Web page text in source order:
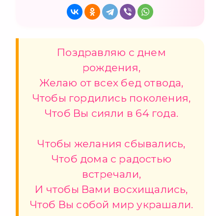
Поздравляю с днем
рождения,
Желаю от всех бед отвода,
Чтобы гордились поколения,
Чтоб Вы сияли в 64 года.
Чтобы желания сбывались,
Чтоб дома с радостью
встречали,
И чтобы Вами восхищались,
Чтоб Вы собой мир украшали.